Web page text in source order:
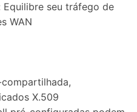
Equilibre seu tráfego de
WAN
X.509